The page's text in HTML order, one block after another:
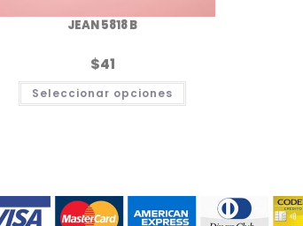
JEAN 5818 B
$41
Seleccionar opciones Este
tiene
elegir
en
la